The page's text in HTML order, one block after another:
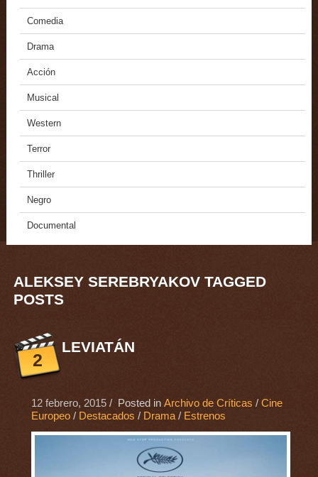
Comedia
Drama
Acción
Musical
Western
Terror
Thriller
Negro
Documental
ALEKSEY SEREBRYAKOV TAGGED
POSTS
2
LEVIATÁN
12 febrero, 2015/ Posted in Archivo de Críticas / Cine
Europeo/ Destacados / Drama/ Estrenos